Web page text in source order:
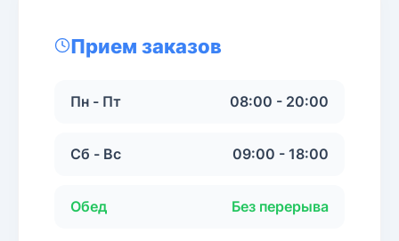
Прием заказов
Пн - Пт 08:00 - 20:00
Сб - Вс 09:00 - 18:00
Обед Без перерыва